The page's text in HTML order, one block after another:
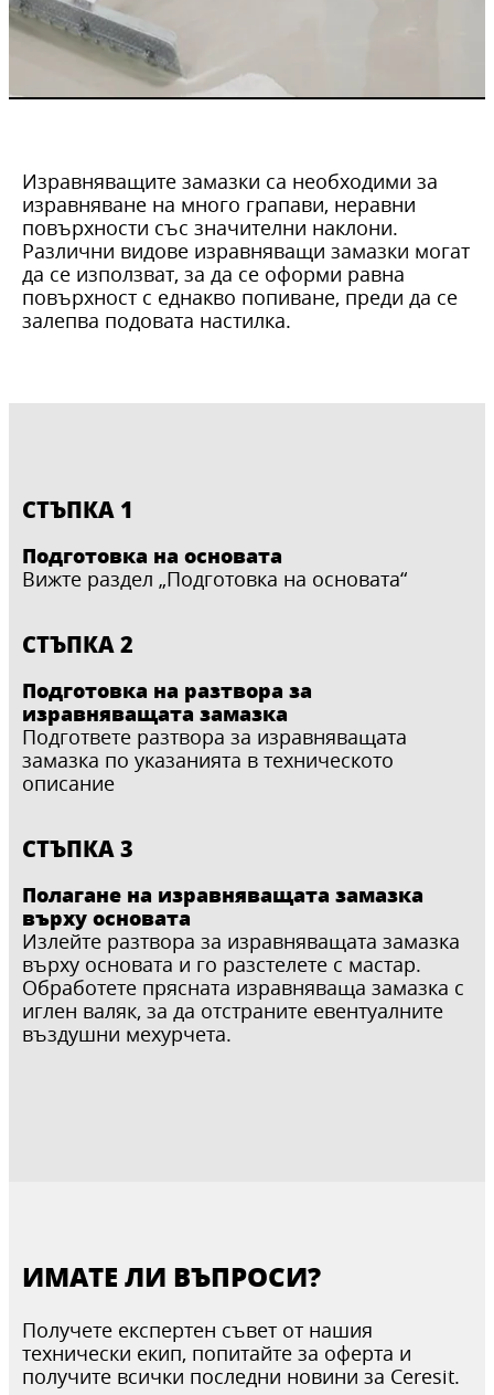
Изравняващите замазки са необходими за
изравняване на много грапави, неравни
повърхности със значителни наклони.
Различни видове изравняващи замазки могат
да се използват, за да се оформи равна
повърхност с еднакво попиване, преди да се
залепва подовата настилка.
СТЪПКА 1
Подготовка на основата
Вижте раздел „Подготовка на основата“
СТЪПКА 2
Подготовка на разтвора за
изравняващата замазка
Подгответе разтвора за изравняващата
замазка по указанията в техническото
описание
СТЪПКА 3
Полагане на изравняващата замазка
върху основата
Излейте разтвора за изравняващата замазка
върху основата и го разстелете с мастар.
Обработете прясната изравняваща замазка с
иглен валяк, за да отстраните евентуалните
въздушни мехурчета.
ИМАТЕ ЛИ ВЪПРОСИ?
Получете експертен съвет от нашия
технически екип, попитайте за оферта и
получите всички последни новини за Ceresit.